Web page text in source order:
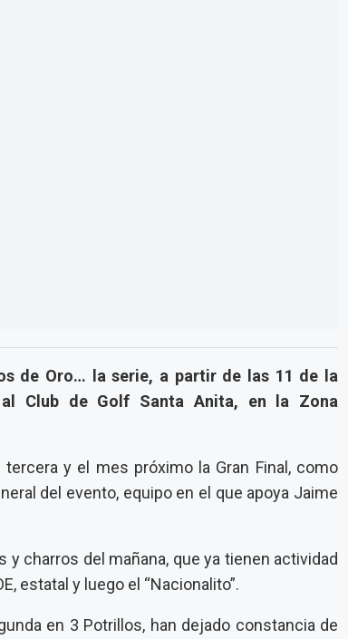
de Oro… la serie, a partir de las 11 de la
al Club de Golf Santa Anita, en la Zona
y el mes próximo la Gran Final, como
del evento, equipo en el que apoya Jaime
charros del mañana, que ya tienen actividad
estatal y luego el “Nacionalito”.
en 3 Potrillos, han dejado constancia de